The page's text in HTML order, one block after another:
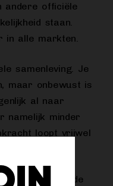
andere officiële
staan.
in alle markten.
samenleving. Je
maar onbewust is
al naar
namelijk minder
loopt vrijwel
Een die in de